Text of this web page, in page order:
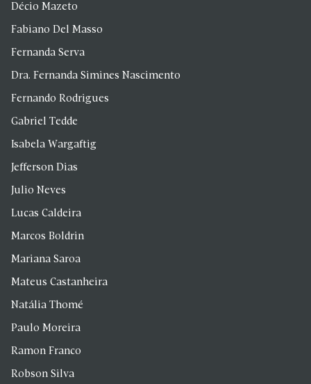
Décio Mazeto
Fabiano Del Masso
Fernanda Serva
Dra. Fernanda Simines Nascimento
Fernando Rodrigues
Gabriel Tedde
Isabela Wargaftig
Jefferson Dias
Julio Neves
Lucas Caldeira
Marcos Boldrin
Mariana Saroa
Mateus Castanheira
Natália Thomé
Paulo Moreira
Ramon Franco
Robson Silva